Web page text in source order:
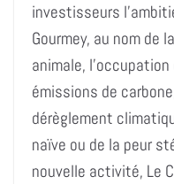
investisseurs
Gourmey, au nom de
animale,
émissions de
dérèglement
naïve ou de la peur
nouvelle activité, Le